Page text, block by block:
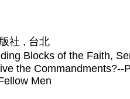
社 , 台北
Blocks of the Faith,
the Commandments?--
Men